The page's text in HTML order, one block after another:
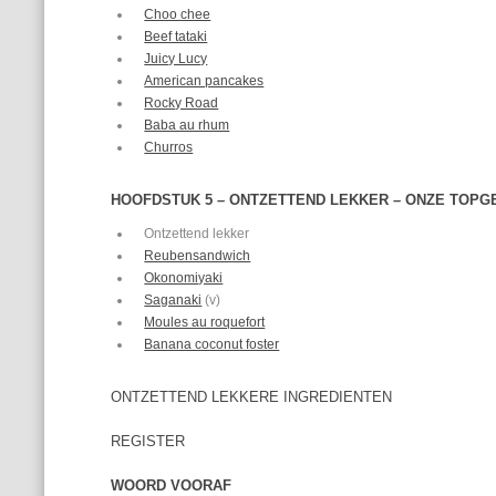
Choo chee
Beef tataki
Juicy Lucy
American pancakes
Rocky Road
Baba au rhum
Churros
HOOFDSTUK 5 – ONTZETTEND LEKKER – ONZE
Ontzettend lekker
Reubensandwich
Okonomiyaki
Saganaki (v)
Moules au roquefort
Banana coconut foster
ONTZETTEND LEKKERE INGREDIENTEN
REGISTER
WOORD VOORAF